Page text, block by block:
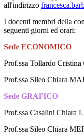
all'indirizzo
I docenti membri della
seguenti giorni ed orari:
Sede ECONOMICO
Prof.ssa Tollardo
Prof.ssa Sileo Chiara
Sede GRAFICO
Prof.ssa Casalini Chiara
Prof.ssa Sileo Chiara